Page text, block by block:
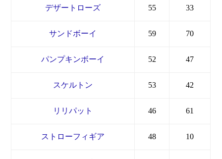
デザートローズ 55 33
サンドボーイ 59 70
パンプキンボーイ 52 47
スケルトン 53 42
リリパット 46 61
ストローフィギア 48 10